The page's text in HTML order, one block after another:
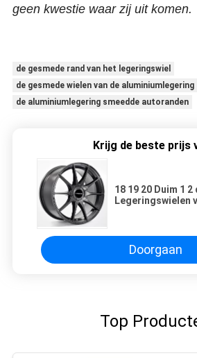
geen kwestie waar zij uit komen.
de gesmede rand van het legeringswiel
de gesmede wielen van de aluminiumlegering
de aluminiumlegering smeedde autoranden
Krijg de beste prijs
18 19 20 Duim 1 2
Legeringswielen
Doorgaan
Top